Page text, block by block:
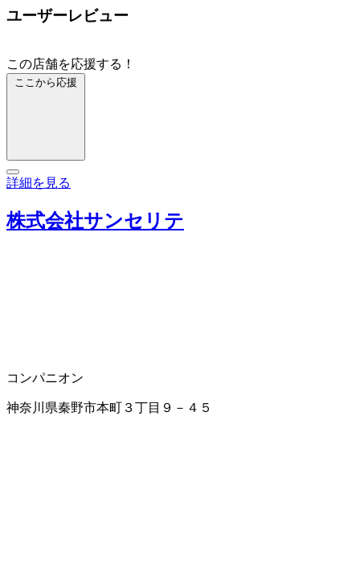
ユーザーレビュー
この店舗を応援する！
ここから応援
詳細を見る
株式会社サンセリテ
コンパニオン
神奈川県秦野市本町３丁目９－４５